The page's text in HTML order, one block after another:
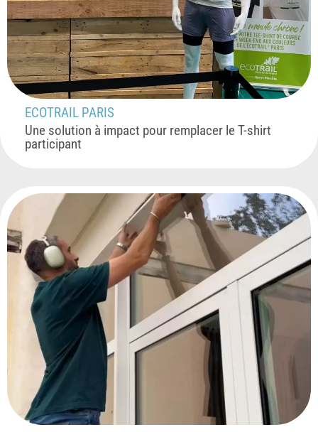
ECOTRAIL PARIS
Une solution à impact pour remplacer le T-shirt
participant